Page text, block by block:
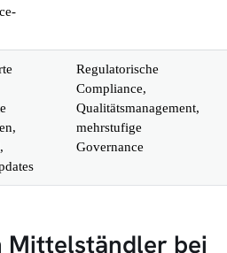
Regulatorische
Compliance,
Qualitätsmanagement,
mehrstufige
Governance
Mittelständler bei